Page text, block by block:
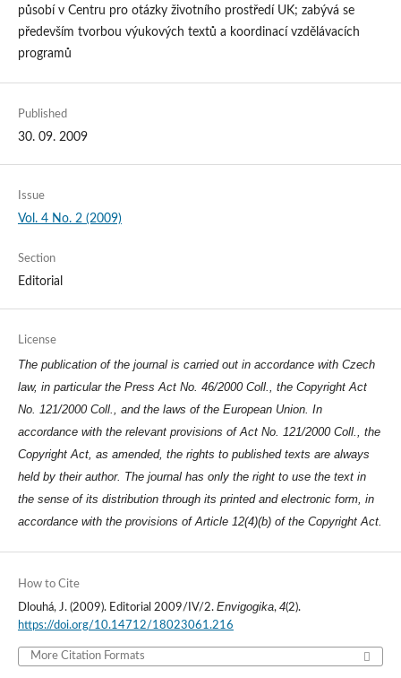
působí v Centru pro otázky životního prostředí UK; zabývá se
především tvorbou výukových textů a koordinací vzdělávacích
programů
Published
30. 09. 2009
Issue
Vol. 4 No. 2 (2009)
Section
Editorial
License
The publication of the journal is carried out in accordance with Czech
law, in particular the Press Act No. 46/2000 Coll., the Copyright Act
No. 121/2000 Coll., and the laws of the European Union. In
accordance with the relevant provisions of Act No. 121/2000 Coll., the
Copyright Act, as amended, the rights to published texts are always
held by their author. The journal has only the right to use the text in
the sense of its distribution through its printed and electronic form, in
accordance with the provisions of Article 12(4)(b) of the Copyright Act.
How to Cite
Dlouhá, J. (2009). Editorial 2009/IV/2. Envigogika, 4(2).
https://doi.org/10.14712/18023061.216
More Citation Formats